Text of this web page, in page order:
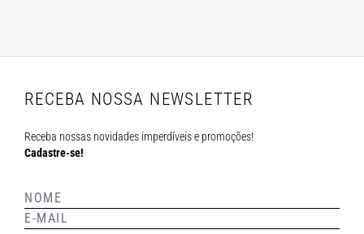
RECEBA NOSSA NEWSLETTER
Receba nossas novidades imperdíveis e promoções!
Cadastre-se!